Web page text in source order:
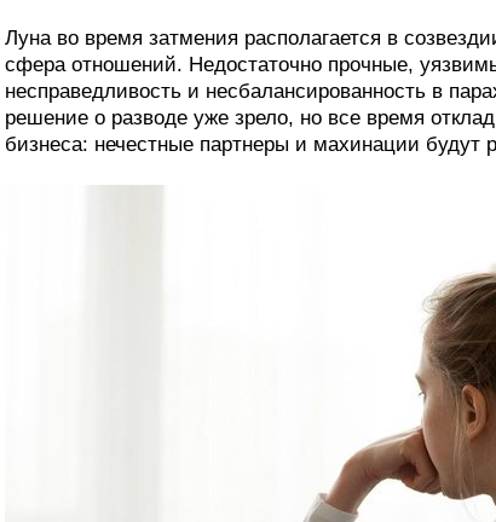
Луна во время затмения располагается в
сфера отношений. Недостаточно прочные,
несправедливость и несбалансированность в
решение о разводе уже зрело, но все время
бизнеса: нечестные партнеры и махинации будут